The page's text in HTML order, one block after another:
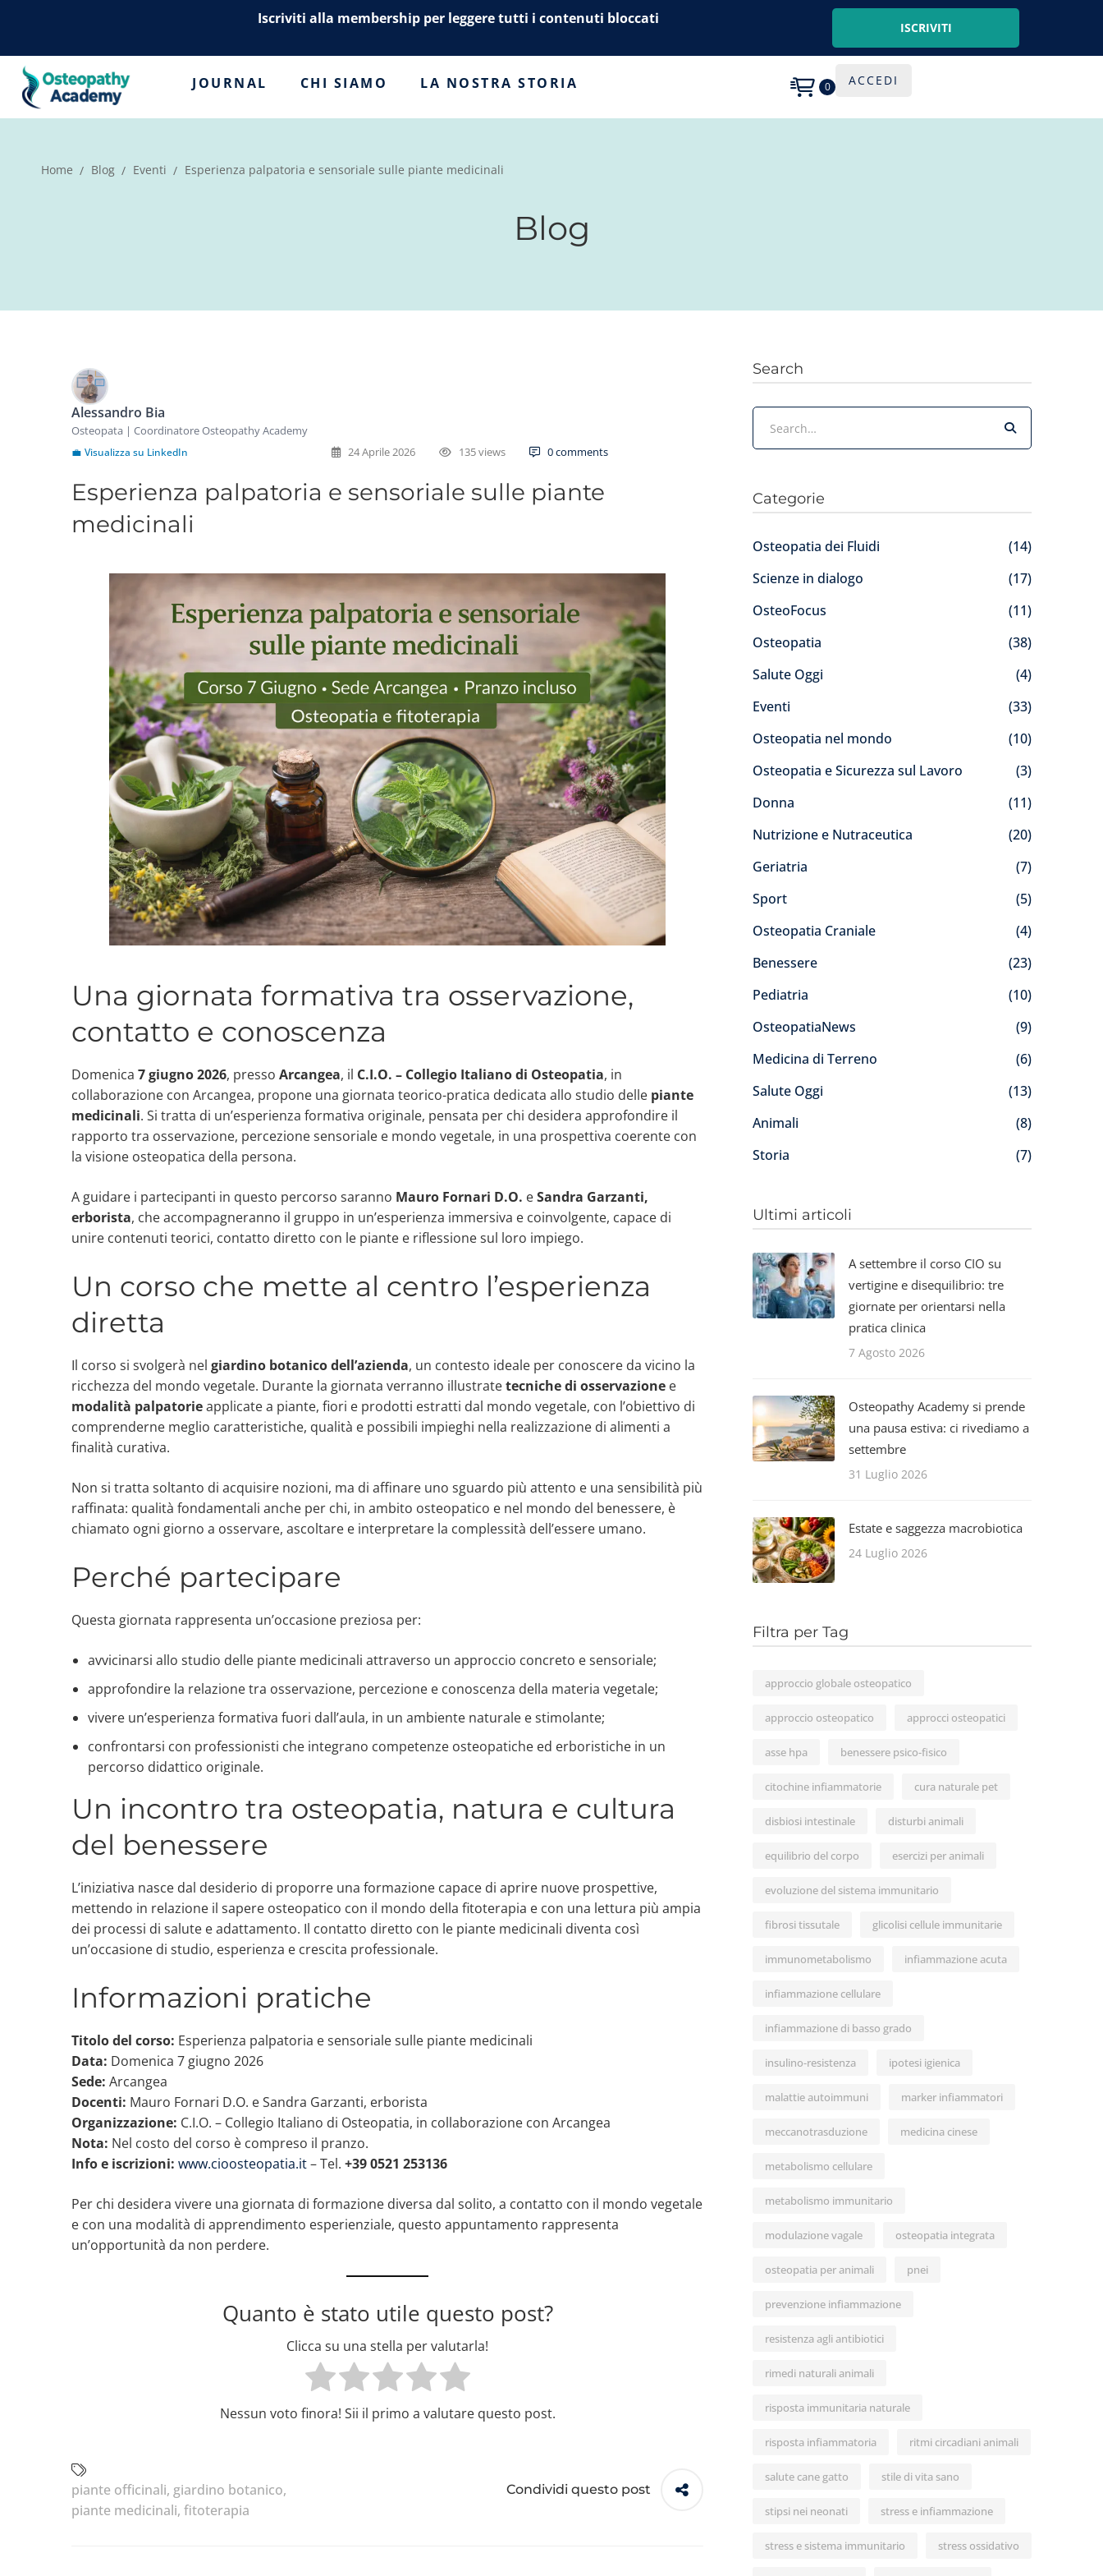
Iscriviti alla membership per leggere tutti i contenuti bloccati
ISCRIVITI
JOURNAL CHI SIAMO LA NOSTRA STORIA 0 ACCEDI
Home Blog Eventi Esperienza palpatoria e sensoriale sulle piante medicinali
Blog
Alessandro Bia
Osteopata | Coordinatore Osteopathy Academy
💼 Visualizza su LinkedIn 24 Aprile 2026 135 views 0 comments
Esperienza palpatoria e sensoriale sulle piante
medicinali
Una giornata formativa tra osservazione,
contatto e conoscenza
Domenica 7 giugno 2026, presso Arcangea, il C.I.O. – Collegio Italiano di Osteopatia, in
collaborazione con Arcangea, propone una giornata teorico-pratica dedicata allo studio delle piante
medicinali. Si tratta di un’esperienza formativa originale, pensata per chi desidera approfondire il
rapporto tra osservazione, percezione sensoriale e mondo vegetale, in una prospettiva coerente con
la visione osteopatica della persona.
A guidare i partecipanti in questo percorso saranno Mauro Fornari D.O. eSandra Garzanti,
erborista, che accompagneranno il gruppo in un’esperienza immersiva e coinvolgente, capace di
unire contenuti teorici, contatto diretto con le piante e riflessione sul loro impiego.
Un corso che mette al centro l’esperienza
diretta
Il corso si svolgerà nel giardino botanico dell’azienda, un contesto ideale per conoscere da vicino la
ricchezza del mondo vegetale. Durante la giornata verranno illustratetecniche di osservazione e
modalità palpatorieapplicate a piante, fiori e prodotti estratti dal mondo vegetale, con l’obiettivo di
comprenderne meglio caratteristiche, qualità e possibili impieghi nella realizzazione di alimenti a
finalità curativa.
Non si tratta soltanto di acquisire nozioni, ma di affinare uno sguardo più attento e una sensibilità più
raffinata: qualità fondamentali anche per chi, in ambito osteopatico e nel mondo del benessere, è
chiamato ogni giorno a osservare, ascoltare e interpretare la complessità dell’essere umano.
Perché partecipare
Questa giornata rappresenta un’occasione preziosa per:
avvicinarsi allo studio delle piante medicinali attraverso un approccio concreto e sensoriale;
approfondire la relazione tra osservazione, percezione e conoscenza della materia vegetale;
vivere un’esperienza formativa fuori dall’aula, in un ambiente naturale e stimolante;
confrontarsi con professionisti che integrano competenze osteopatiche ed erboristiche in un
percorso didattico originale.
Un incontro tra osteopatia, natura e cultura
del benessere
L’iniziativa nasce dal desiderio di proporre una formazione capace di aprire nuove prospettive,
mettendo in relazione il sapere osteopatico con il mondo della fitoterapia e con una lettura più ampia
dei processi di salute e adattamento. Il contatto diretto con le piante medicinali diventa così
un’occasione di studio, esperienza e crescita professionale.
Informazioni pratiche
Titolo del corso: Esperienza palpatoria e sensoriale sulle piante medicinali
Data: Domenica 7 giugno 2026
Sede: Arcangea
Docenti: Mauro Fornari D.O. e Sandra Garzanti, erborista
Organizzazione: C.I.O. – Collegio Italiano di Osteopatia, in collaborazione con Arcangea
Nota: Nel costo del corso è compreso il pranzo.
Info e iscrizioni: www.cioosteopatia.it– Tel. +39 0521 253136
Per chi desidera vivere una giornata di formazione diversa dal solito, a contatto con il mondo vegetale
e con una modalità di apprendimento esperienziale, questo appuntamento rappresenta
un’opportunità da non perdere.
Quanto è stato utile questo post?
Clicca su una stella per valutarla!
Nessun voto finora! Sii il primo a valutare questo post.
piante officinali, giardino botanico,
piante medicinali, fitoterapia
Condividi questo post
Search
Categorie
Osteopatia dei Fluidi
(14)
Scienze in dialogo
(17)
OsteoFocus
(11)
Osteopatia
(38)
Salute Oggi
(4)
Eventi
(33)
Osteopatia nel mondo
(10)
Osteopatia e Sicurezza sul Lavoro
(3)
Donna
(11)
Nutrizione e Nutraceutica
(20)
Geriatria
(7)
Sport
(5)
Osteopatia Craniale
(4)
Benessere
(23)
Pediatria
(10)
OsteopatiaNews
(9)
Medicina di Terreno
(6)
Salute Oggi
(13)
Animali
(8)
Storia
(7)
Ultimi articoli
A settembre il corso CIO su
vertigine e disequilibrio: tre
giornate per orientarsi nella
pratica clinica
7 Agosto 2026
Osteopathy Academy si prende
una pausa estiva: ci rivediamo a
settembre
31 Luglio 2026
Estate e saggezza macrobiotica
24 Luglio 2026
Filtra per Tag
approccio globale osteopatico
approccio osteopatico approcci osteopatici
asse hpa benessere psico-fisico
citochine infiammatorie cura naturale pet
disbiosi intestinale disturbi animali
equilibrio del corpo esercizi per animali
evoluzione del sistema immunitario
fibrosi tissutale glicolisi cellule immunitarie
immunometabolismo infiammazione acuta
infiammazione cellulare
infiammazione di basso grado
insulino-resistenza ipotesi igienica
malattie autoimmuni marker infiammatori
meccanotrasduzione medicina cinese
metabolismo cellulare
metabolismo immunitario
modulazione vagale osteopatia integrata
osteopatia per animali pnei
prevenzione infiammazione
resistenza agli antibiotici
rimedi naturali animali
risposta immunitaria naturale
risposta infiammatoria ritmi circadiani animali
salute cane gatto stile di vita sano
stipsi nei neonati stress e infiammazione
stress e sistema immunitario stress ossidativo